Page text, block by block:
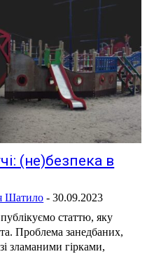
(не)безпека в
Шатило - 30.09.2023
статтю, яку
зламаними гірками,